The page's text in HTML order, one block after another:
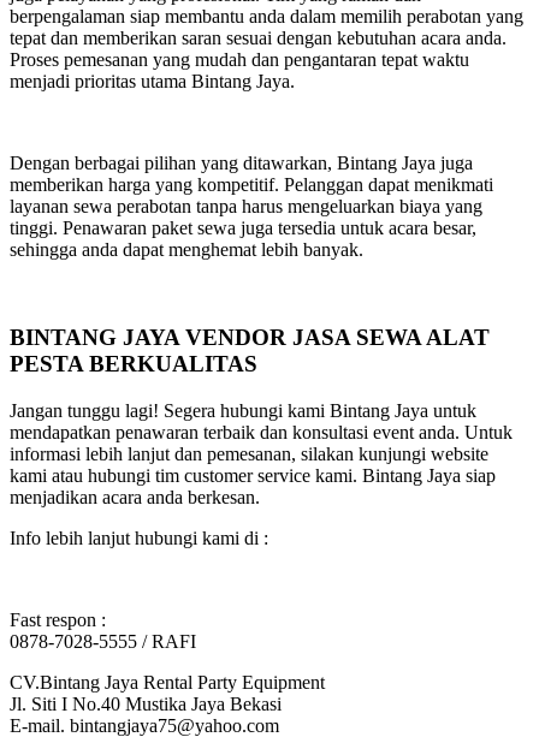
berpengalaman siap membantu anda dalam memilih perabotan yang
tepat dan memberikan saran sesuai dengan kebutuhan acara anda.
Proses pemesanan yang mudah dan pengantaran tepat waktu
menjadi prioritas utama Bintang Jaya.
Dengan berbagai pilihan yang ditawarkan, Bintang Jaya juga
memberikan harga yang kompetitif. Pelanggan dapat menikmati
layanan sewa perabotan tanpa harus mengeluarkan biaya yang
tinggi. Penawaran paket sewa juga tersedia untuk acara besar,
sehingga anda dapat menghemat lebih banyak.
BINTANG JAYA VENDOR JASA SEWA ALAT
PESTA BERKUALITAS
Jangan tunggu lagi! Segera hubungi kami Bintang Jaya untuk
mendapatkan penawaran terbaik dan konsultasi event anda. Untuk
informasi lebih lanjut dan pemesanan, silakan kunjungi website
kami atau hubungi tim customer service kami. Bintang Jaya siap
menjadikan acara anda berkesan.
Info lebih lanjut hubungi kami di :
Fast respon :
0878-7028-5555 / RAFI
CV.Bintang Jaya Rental Party Equipment
Jl. Siti I No.40 Mustika Jaya Bekasi
E-mail. bintangjaya75@yahoo.com